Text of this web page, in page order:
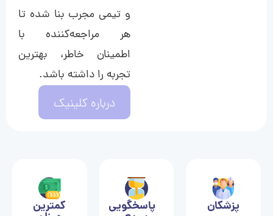
و تیمی مجرب بنا شده تا
هر مراجعه‌کننده با
اطمینان خاطر، بهترین
تجربه را داشته باشد.
درباره کلینیک
پزشکان
پاسخگویی
کمترین